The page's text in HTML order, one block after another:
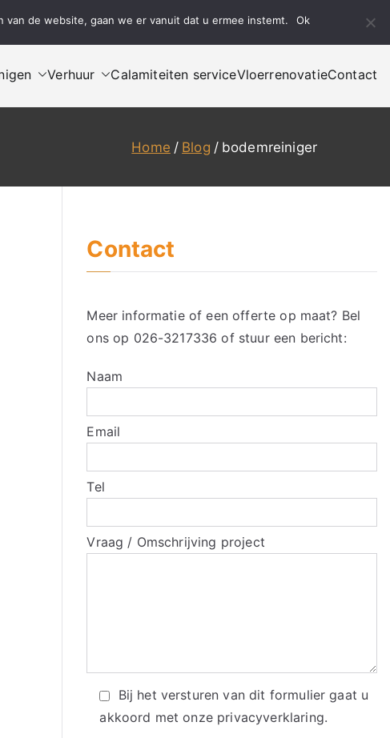
Bel ons Mail ons
Verhuur Calamiteiten serviceVloerrenovatieContact
Home Blog bodemreiniger
Contact
Meer informatie of een offerte op maat? Bel
ons op 026-3217336 of stuur een bericht:
Naam
Email
Tel
Vraag / Omschrijving project
Bij het versturen van dit formulier gaat u
akkoord met onze privacyverklaring.
de website, gaan we er vanuit dat u ermee instemt. Ok